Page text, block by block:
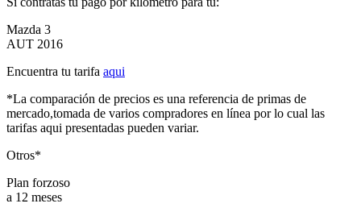
Mazda 3
AUT 2016
Encuentra tu tarifa aqui
*La comparación de precios es una referencia de primas de
mercado,tomada de varios compradores en línea por lo cual las
tarifas aqui presentadas pueden variar.
Otros*
Plan forzoso
a 12 meses